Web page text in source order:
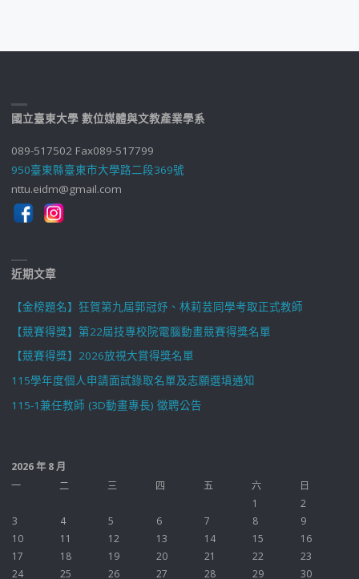
國立臺東大學 數位媒體與文教產業學系
089-517502 Fax089-517799
950臺東縣臺東市大學路二段369號
nttu.eidm@gmail.com
近期文章
【金榜題名】狂賀第九屆郭冠妤、林莉芸同學考取正式教師
【競賽得獎】第22屆技專校院電腦動畫競賽得獎名單
【競賽得獎】2026放視大賞得獎名單
115學年度個人申請面試錄取名單及志願選填通知
115-1兼任教師 (3D動畫專長) 徵聘公告
2026 年 8 月
一
二 三 四 五 六
日
1
2
3
4 5 6 7 8
9
10
11 12 13 14 15
16
17
18 19 20 21 22
23
24
25 26 27 28 29 30